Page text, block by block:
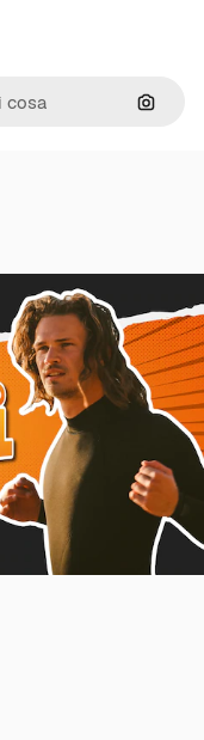
Cerca